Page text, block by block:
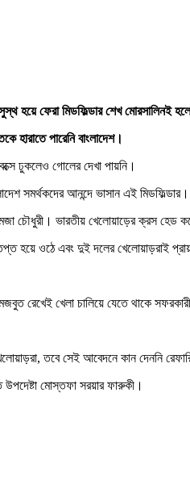
হয়ে ফেরা মিডফিল্ডার শেখ মোরসালিনই
হারাতে পারেনি বাংলাদেশ।
ঢুকলেও গোলের দেখা পায়নি।
সমর্থকদের আনন্দে ভাসান এই মিডফিল্ডার।
চৌধুরী। ভারতীয় খেলোয়াড়ের ক্রস হেড
হয়ে ওঠে এবং দুই দলের খেলোয়াড়রাই
রেখেই খেলা চালিয়ে যেতে থাকে
তবে সেই আবেদনে কান দেননি
উপদেষ্টা মোস্তফা সরয়ার ফারুকী।